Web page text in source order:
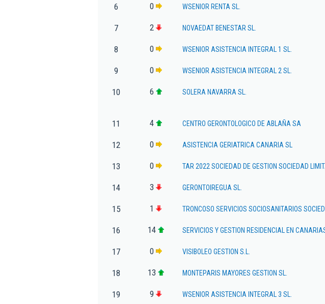
6 0 WSENIOR RENTA SL.
7 2 NOVAEDAT BENESTAR SL.
8 0 WSENIOR ASISTENCIA INTEGRAL 1 SL.
9 0 WSENIOR ASISTENCIA INTEGRAL 2 SL.
10 6 SOLERA NAVARRA SL.
11 4 CENTRO GERONTOLOGICO DE ABLAÑA SA
12 0 ASISTENCIA GERIATRICA CANARIA SL
13 0 TAR 2022 SOCIEDAD DE GESTION SOCIEDAD
14 3 GERONTOIREGUA SL.
15 1 TRONCOSO SERVICIOS SOCIOSANITARIOS
16 14 SERVICIOS Y GESTION RESIDENCIAL EN
17 0 VISIBOLEO GESTION S.L.
18 13 MONTEPARIS MAYORES GESTION SL.
19 9 WSENIOR ASISTENCIA INTEGRAL 3 SL.